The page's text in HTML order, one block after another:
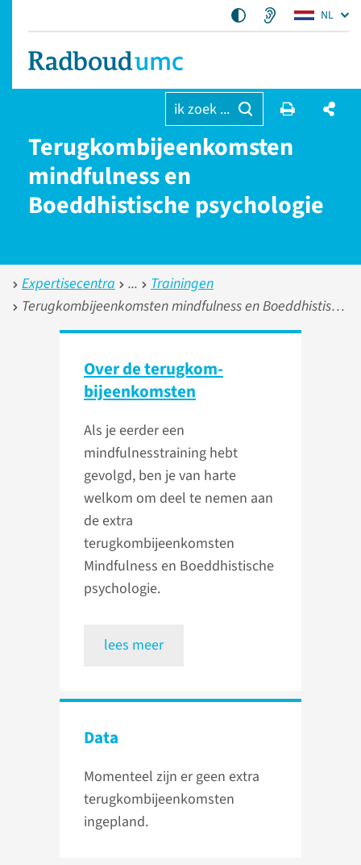
NL
ik zoek ...
Terugkom­bijeenkomsten
mindfulness en
Boeddhistische psychologie
Expertisecentra
Trainingen
Terugkombijeenkomsten mindfulness en Boeddhistische psychologie
Over de terugkom­
bijeenkomsten
Als je eerder een
mindfulnesstraining hebt
gevolgd, ben je van harte
welkom om deel te nemen aan
de extra
terugkombijeenkomsten
Mindfulness en Boeddhistische
psychologie.
lees meer
Data
Momenteel zijn er geen extra
terugkombijeenkomsten
ingepland.